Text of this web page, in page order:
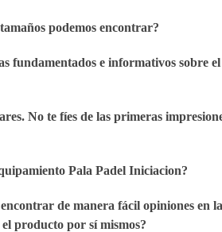
podemos encontrar?
fundamentados e informativos sobre el
No te fíes de las primeras
Pala Padel Iniciacion?
encontrar de manera fácil opiniones en la
producto por sí mismos?